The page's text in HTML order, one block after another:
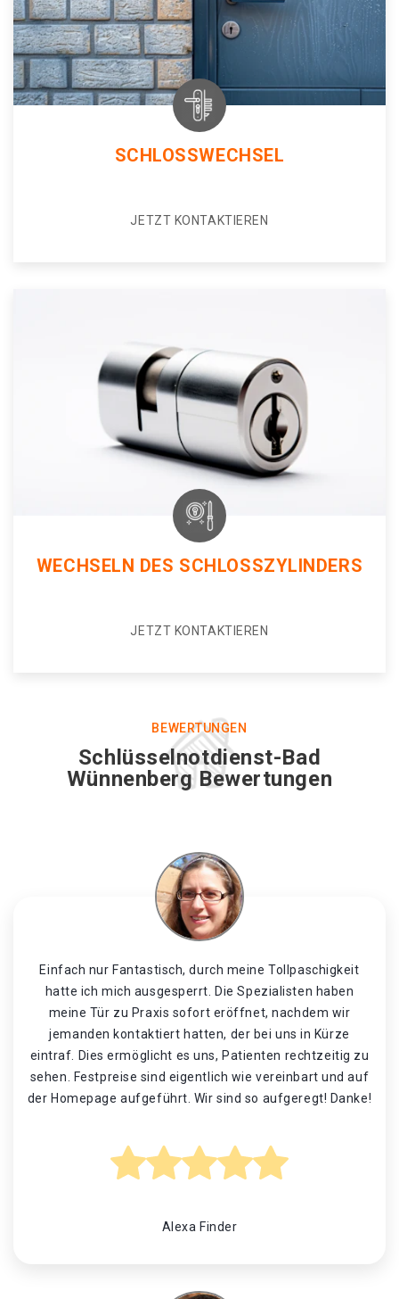
SCHLOSSWECHSEL
JETZT KONTAKTIEREN
WECHSELN DES SCHLOSSZYLINDERS
JETZT KONTAKTIEREN
BEWERTUNGEN
Schlüsselnotdienst-Bad
Wünnenberg Bewertungen
Einfach nur Fantastisch, durch meine Tollpaschigkeit
hatte ich mich ausgesperrt. Die Spezialisten haben
meine Tür zu Praxis sofort eröffnet, nachdem wir
jemanden kontaktiert hatten, der bei uns in Kürze
eintraf. Dies ermöglicht es uns, Patienten rechtzeitig zu
sehen. Festpreise sind eigentlich wie vereinbart und auf
der Homepage aufgeführt. Wir sind so aufgeregt! Danke!
Alexa Finder